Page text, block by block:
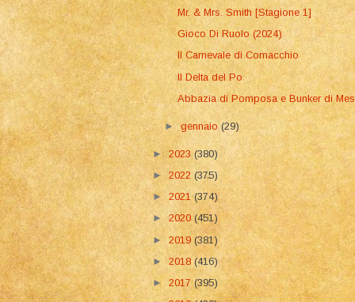
Mr. & Mrs. Smith [Stagione 1]
Gioco Di Ruolo (2024)
Il Carnevale di Comacchio
Il Delta del Po
Abbazia di Pomposa e Bunker di
►gennaio (29)
► 2023 (380)
► 2022 (375)
►2021(374)
►2020(451)
►2019 (381)
► 2018(416)
►2017(395)